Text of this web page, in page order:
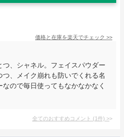
価格と在庫を楽天でチェック >>
、シャネル。フェイスパウダー
、メイク崩れも防いでくれる名
ので毎日使ってもなかなかなく
全てのおすすめコメント (1件) >